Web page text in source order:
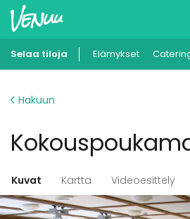
Ilmoita
Selaa tiloja Elämykset
Hakuun
Kuvat Kartta Videoesittely